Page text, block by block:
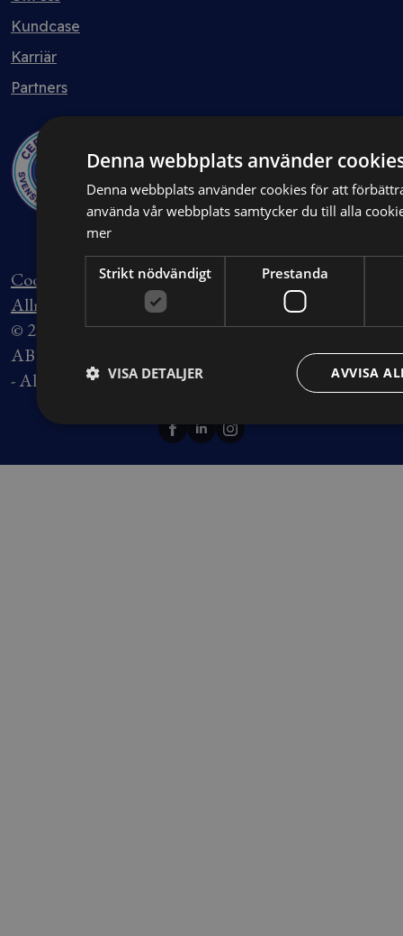
Kundcase
Karriär
Partners
CookieinställningarIntegritetspolicy
Allmänna villkor
Köpevillkor
© 2026 Allt Om Juridik, en del av Blendow Group
AB Org.nummer 556744-7858
- All rights reserved.
Denna webbplats använder
Denna webbplats använder cookies för att
använda vår webbplats samtycker du till alla
mer
Strikt nödvändigt Prestanda
AVVISA
VISA DETALJER